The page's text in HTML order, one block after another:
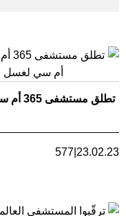
23.02.23
577